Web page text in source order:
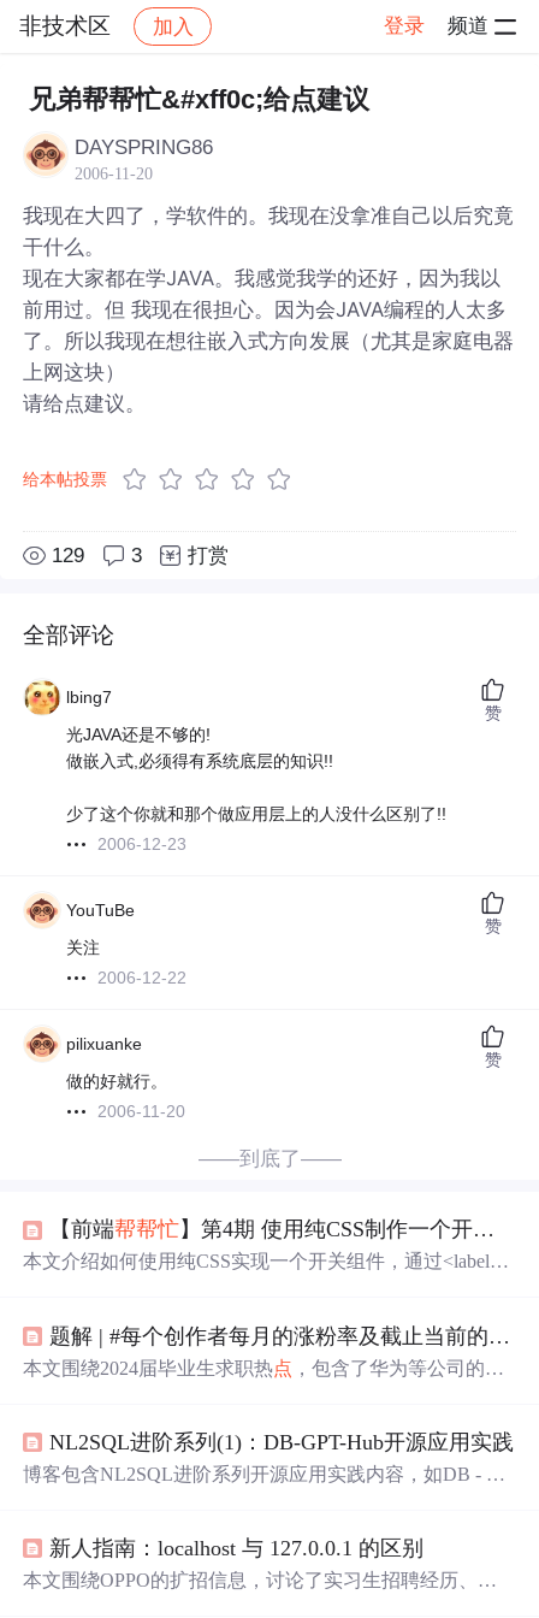
非技术区 加入 登录 频道
社区 非技术区 帖子详情
兄弟帮帮忙&#xff0c;给点建议
DAYSPRING86
2006-11-20
我现在大四了，学软件的。我现在没拿准自己以后究竟
干什么。
现在大家都在学JAVA。我感觉我学的还好，因为我以
前用过。但 我现在很担心。因为会JAVA编程的人太多
了。所以我现在想往嵌入式方向发展（尤其是家庭电器
上网这块）
请给点建议。
给本帖投票
129 3 打赏
全部评论
lbing7
光JAVA还是不够的!
做嵌入式,必须得有系统底层的知识!!
少了这个你就和那个做应用层上的人没什么区别了!!
2006-12-23
赞
YouTuBe
关注
2006-12-22
赞
pilixuanke
做的好就行。
2006-11-20
赞
——到底了——
【前端帮帮忙】第4期 使用纯CSS制作一个开关按钮
本文介绍如何使用纯CSS实现一个开关组件，通过<label>
示。
题解 | #每个创作者每月的涨粉率及截止当前的总粉丝量#
本文围绕2024届毕业生求职热点 ，包含了华为等公司的招
和 建议。
NL2SQL进阶系列(1)：DB-GPT-Hub开源应用实践
博客包含NL2SQL进阶系列开源应用实践内容，如DB - GP
选择、求职建议等信息技术相关信息。
新人指南：localhost 与 127.0.0.1 的区别
本文围绕OPPO的扩招信息，讨论了实习生招聘经历、求